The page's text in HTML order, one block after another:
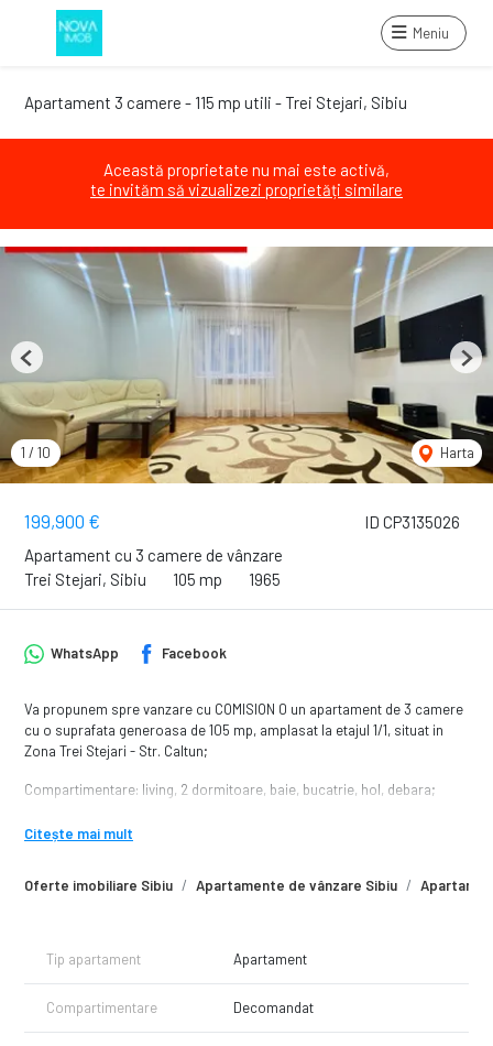
Meniu
Apartament 3 camere - 115 mp utili - Trei Stejari, Sibiu
Această proprietate nu mai este activă,
te invităm să vizualizezi proprietăți similare
ID CP3135026
199,900 €
Apartament cu 3 camere de vânzare
Trei Stejari, Sibiu
105 mp 1965
1 / 10 Harta
Previous Next
Oferte imobiliare Sibiu Apartamente de vânzare Sibiu
WhatsApp Facebook
Va propunem spre vanzare cu COMISION 0 un apartament de 3 camere
cu o suprafata generoasa de 105 mp, amplasat la etajul 1/1, situat in
Zona Trei Stejari - Str. Caltun;
Compartimentare: living, 2 dormitoare, baie, bucatrie, hol, debara;
Avantaje:
- magazine alimentare;
Locuinta beneficiaza de o pivnita generoasa si spatiu de depozitare in
Pret: 199.900 Euro - COMISION 0
Tel: 0749 244 824 - Georgiana
Citește mai mult
Tip apartament Apartament
Compartimentare Decomandat